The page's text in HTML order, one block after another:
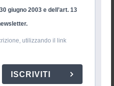
giugno 2003 e dell’art. 13
utilizzando il link
ISCRIVITI